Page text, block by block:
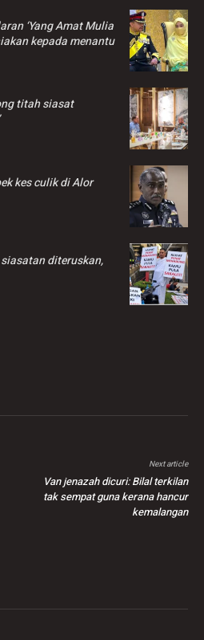
‘Yang Amat Mulia
kepada menantu
titah siasat
kes culik di Alor
siasatan diteruskan,
Next article
Van jenazah dicuri: Bilal terkilan
tak sempat guna kerana hancur
kemalangan